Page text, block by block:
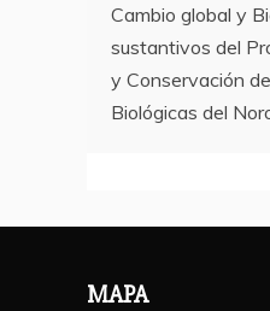
de
entradas
Cambio global y
sustantivos del
y Conservación
Biológicas del
MAPA